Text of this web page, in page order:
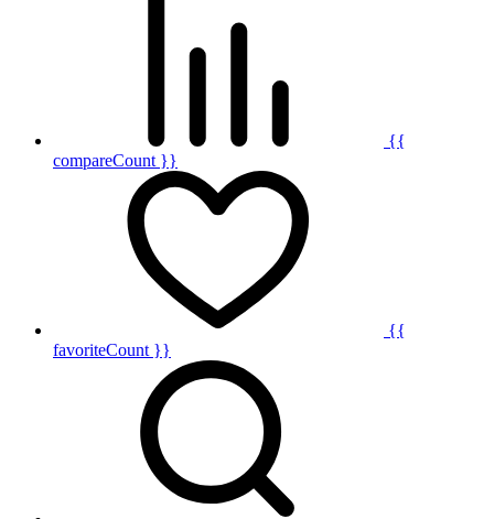
{{
compareCount }}
{{
favoriteCount }}